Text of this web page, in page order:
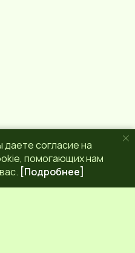
даете согласие на
помогающих нам
[Подробнее]